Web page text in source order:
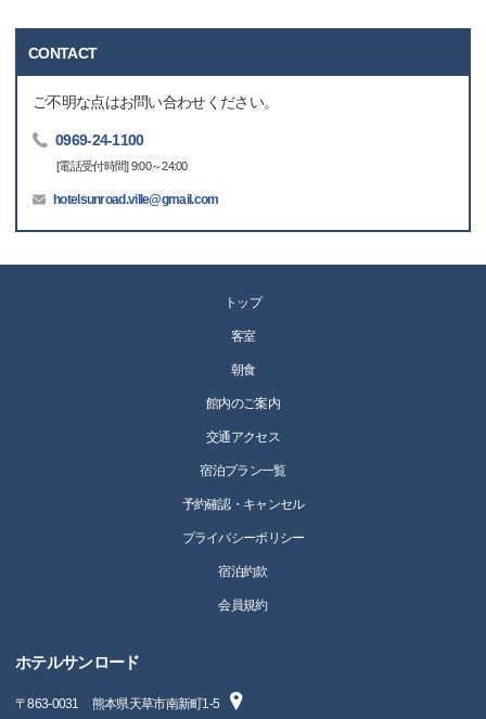
CONTACT
ご不明な点はお問い合わせください。
0969-24-1100
[電話受付時間] 9:00～24:00
hotelsunroad.ville@gmail.com
トップ
客室
朝食
館内のご案内
交通アクセス
宿泊プラン一覧
予約確認・キャンセル
プライバシーポリシー
宿泊約款
会員規約
ホテルサンロード
〒863-0031 熊本県天草市南新町1-5